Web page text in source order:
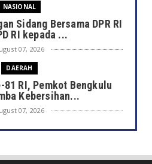
NASIONAL
Sidang Bersama DPR RI
RI kepada ...
07, 2026
DAERAH
81 RI, Pemkot Bengkulu
Kebersihan...
07, 2026
DAERAH
Bende...